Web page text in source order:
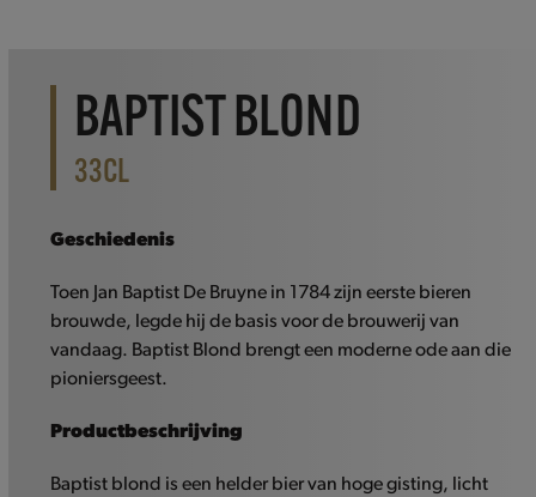
BAPTIST BLOND
33CL
Geschiedenis
Toen Jan Baptist De Bruyne in 1784 zijn eerste bieren
brouwde, legde hij de basis voor de brouwerij van
vandaag. Baptist Blond brengt een moderne ode aan die
pioniersgeest.
Productbeschrijving
Baptist blond is een helder bier van hoge gisting, licht